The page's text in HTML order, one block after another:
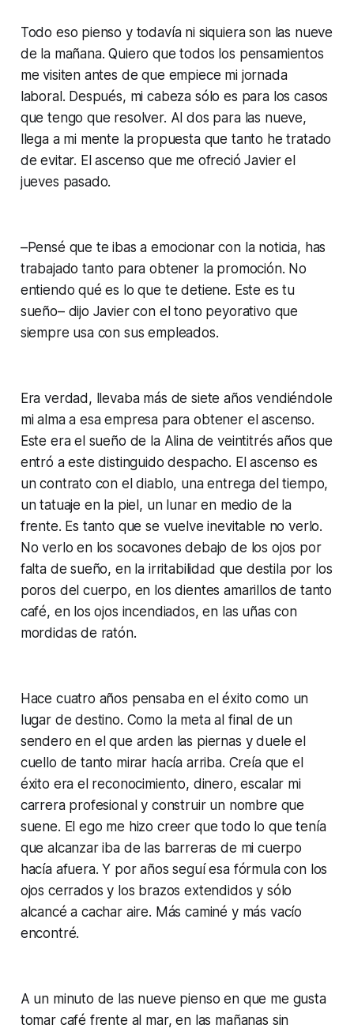
Todo eso pienso y todavía ni siquiera son las nueve
de la mañana. Quiero que todos los pensamientos
me visiten antes de que empiece mi jornada
laboral. Después, mi cabeza sólo es para los casos
que tengo que resolver. Al dos para las nueve,
llega a mi mente la propuesta que tanto he tratado
de evitar. El ascenso que me ofreció Javier el
jueves pasado.
–Pensé que te ibas a emocionar con la noticia, has
trabajado tanto para obtener la promoción. No
entiendo qué es lo que te detiene. Este es tu
sueño– dijo Javier con el tono peyorativo que
siempre usa con sus empleados.
Era verdad, llevaba más de siete años vendiéndole
mi alma a esa empresa para obtener el ascenso.
Este era el sueño de la Alina de veintitrés años que
entró a este distinguido despacho. El ascenso es
un contrato con el diablo, una entrega del tiempo,
un tatuaje en la piel, un lunar en medio de la
frente. Es tanto que se vuelve inevitable no verlo.
No verlo en los socavones debajo de los ojos por
falta de sueño, en la irritabilidad que destila por los
poros del cuerpo, en los dientes amarillos de tanto
café, en los ojos incendiados, en las uñas con
mordidas de ratón.
Hace cuatro años pensaba en el éxito como un
lugar de destino. Como la meta al final de un
sendero en el que arden las piernas y duele el
cuello de tanto mirar hacía arriba. Creía que el
éxito era el reconocimiento, dinero, escalar mi
carrera profesional y construir un nombre que
suene. El ego me hizo creer que todo lo que tenía
que alcanzar iba de las barreras de mi cuerpo
hacía afuera. Y por años seguí esa fórmula con los
ojos cerrados y los brazos extendidos y sólo
alcancé a cachar aire. Más caminé y más vacío
encontré.
A un minuto de las nueve pienso en que me gusta
tomar café frente al mar, en las mañanas sin